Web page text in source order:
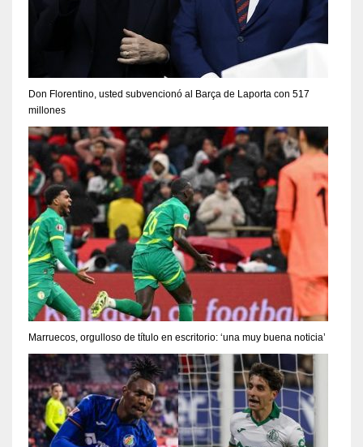
Don Florentino, usted subvencionó al Barça de Laporta con 517
millones
Marruecos, orgulloso de título en escritorio: ‘una muy buena noticia’